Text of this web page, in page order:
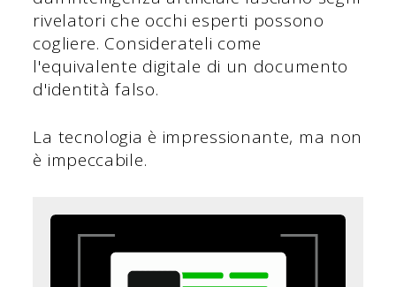
rivelatori che occhi esperti possono
cogliere. Considerateli come
l'equivalente digitale di un documento
d'identità falso.
La tecnologia è impressionante, ma non
è impeccabile.